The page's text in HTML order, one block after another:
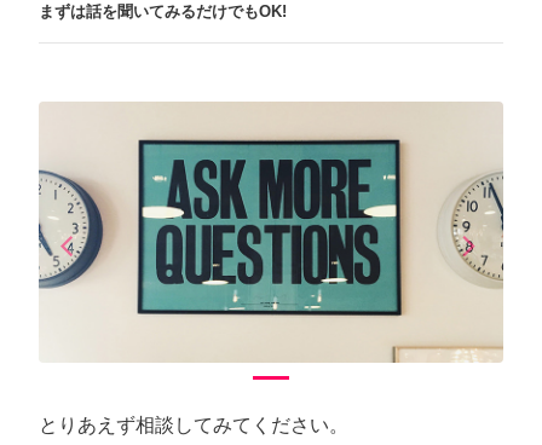
まずは話を聞いてみるだけでもOK!
arrow_back_iosPrevious arrow_forward_iosNext
とりあえず相談してみてください。